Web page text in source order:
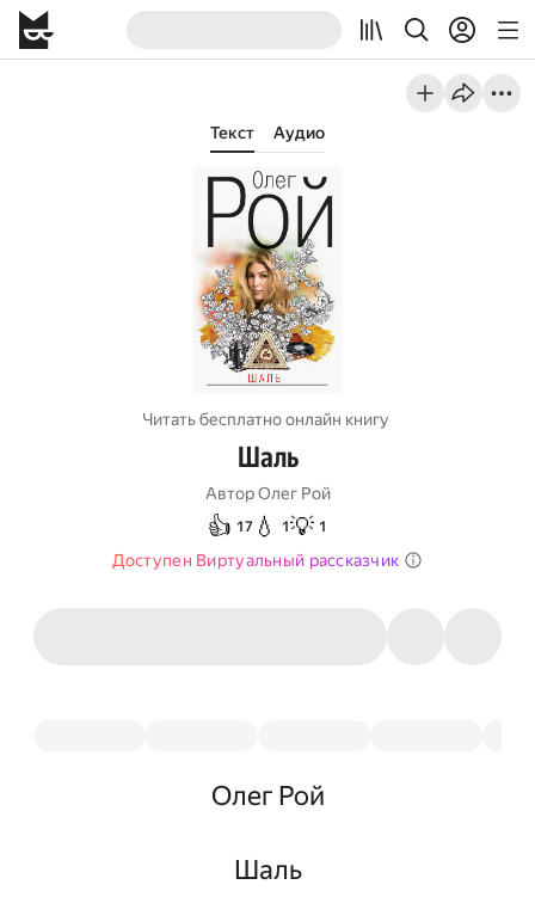
Текст Аудио
Читать бесплатно онлайн книгу
Шаль
Автор Олег Рой
👍 17 💧 1💡 1
Доступен Виртуальный рассказчик
Олег Рой
Шаль